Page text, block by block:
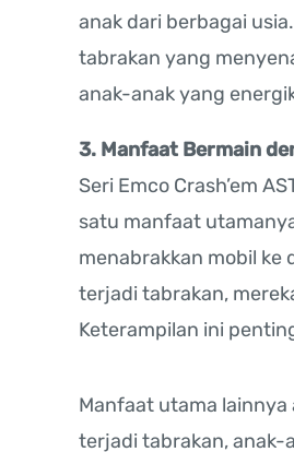
anak dari berbagai
tabrakan yang
anak-anak yang
3. Manfaat Bermain
Seri Emco Crash’em
satu manfaat
menabrakkan mobil
terjadi tabrakan,
Keterampilan ini
Manfaat utama
terjadi tabrakan, anak-